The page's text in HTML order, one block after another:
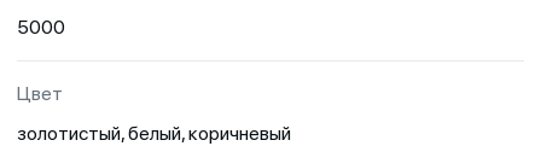
5000
Цвет
золотистый, белый, коричневый